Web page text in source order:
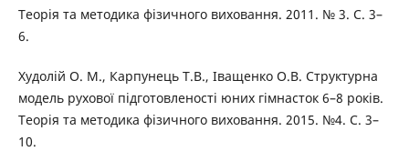
Теорія та методика фізичного виховання. 2011. № 3. С. 3–
6.
Худолій О. М., Карпунець Т.В., Іващенко О.В. Структурна
модель рухової підготовленості юних гімнасток 6–8 років.
Теорія та методика фізичного виховання. 2015. №4. С. 3–
10.